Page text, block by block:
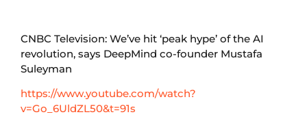
CNBC Television: We’ve hit ‘peak hype’ of the AI
revolution, says DeepMind co-founder Mustafa
Suleyman
https://www.youtube.com/watch?
v=Go_6UldZL50&t=91s